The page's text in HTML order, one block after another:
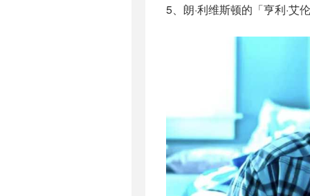
5、朗·利维斯顿的「亨利·艾